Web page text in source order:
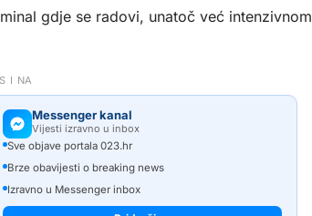
gdje se radovi, unatoč već intenzivnom
I NA
Messenger kanal
Vijesti izravno u inbox
Sve objave portala 023.hr
Brze obavijesti o breaking news
Izravno u Messenger inbox